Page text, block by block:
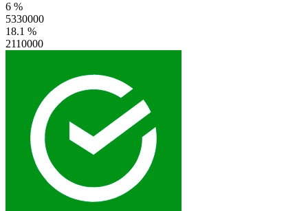
6 %
5330000
18.1 %
2110000